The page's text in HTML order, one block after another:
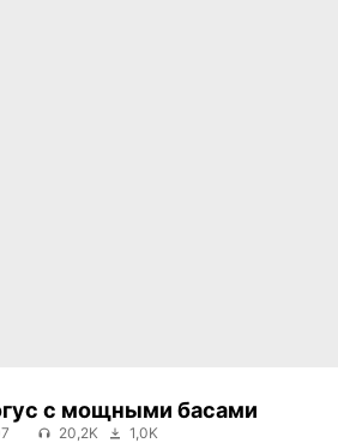
с мощными басами
20,2K 1,0K